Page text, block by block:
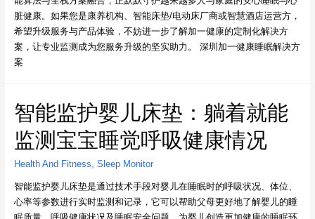
脏健康。如果您是康养机构、智能床垫/电动床厂商或智慧酒店运营方，
希望升级服务与产品体验，不妨进一步了解加一健康的定制化解决方
案，让专业监测成为您服务升级的坚实助力。 深圳加一健康睡眠解决方
案
智能监护婴儿床垫：躺着就能
监测宝宝睡觉呼吸健康情况
Health And Fitness Sleep Monitor
智能监护婴儿床垫是通过技术手段对婴儿在睡眠时的呼吸状况、体位、
心率等参数进行实时监测和记录，它可以帮助父母更好地了解婴儿的睡